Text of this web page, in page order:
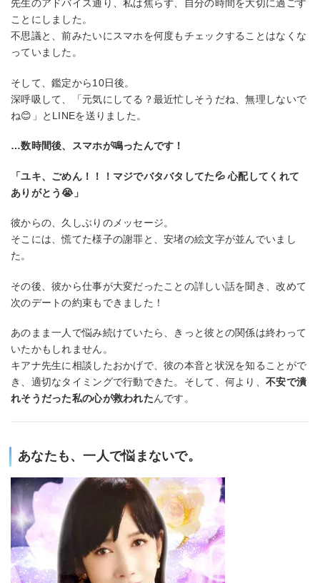
先生のアドバイス通り、私は焦らず、自分の時間を大切に過ごす
ことにしました。
不思議と、前みたいにスマホを何度もチェックすることはなくな
っていました。
そして、鑑定から10日後。
深呼吸して、「元気にしてる？最近忙しそうだね、無理しないで
ね😊」とLINEを送りました。
…数時間後、スマホが鳴ったんです！
「ユキ、ごめん！！！マジでバタバタしてた💦 心配してくれて
ありがとう😭」
彼からの、久しぶりのメッセージ。
そこには、慌てた様子の謝罪と、安堵の絵文字が並んでいまし
た。
その後、彼から仕事が大変だったことの詳しい話を聞き、改めて
次のデートの約束もできました！
あのまま一人で悩み続けていたら、きっと彼との関係は終わって
いたかもしれません。
キアナ先生に相談したおかげで、彼の本音と状況を知ることがで
き、適切なタイミングで行動できた。そして、何より、 不安で潰
れそうだった私の心が救われたんです。
あなたも、一人で悩まないで。